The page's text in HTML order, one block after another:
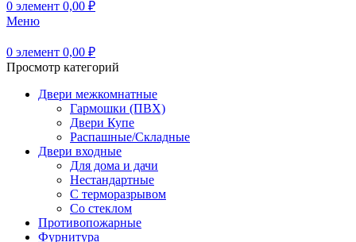
0 элемент 0,00 ₽
Меню
0 элемент 0,00 ₽
Просмотр категорий
Двери межкомнатные
Гармошки (ПВХ)
Двери Купе
Распашные/Складные
Двери входные
Для дома и дачи
Нестандартные
С терморазрывом
Со стеклом
Противопожарные
Фурнитура